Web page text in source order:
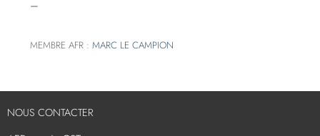
–
MEMBRE AFR :MARC LE CAMPION
NOUS CONTACTER